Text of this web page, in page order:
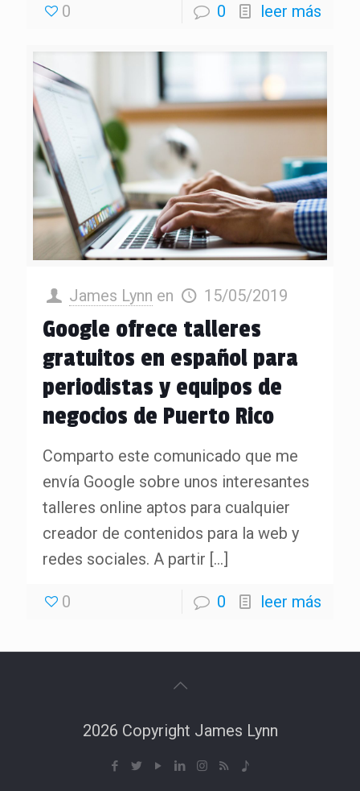
0 0 leer más
James Lynn en 15/05/2019
Google ofrece talleres
gratuitos en español para
periodistas y equipos de
negocios de Puerto Rico
Comparto este comunicado que me
envía Google sobre unos interesantes
talleres online aptos para cualquier
creador de contenidos para la web y
redes sociales. A partir […]
0 0 leer más
2026 Copyright James Lynn